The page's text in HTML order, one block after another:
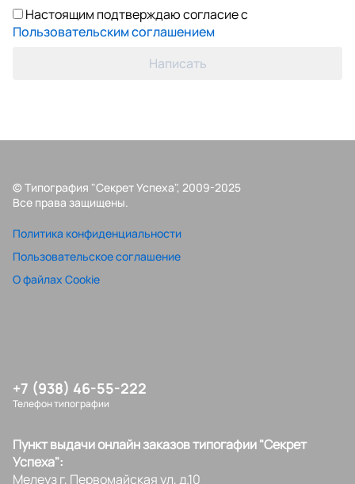
Настоящим подтверждаю согласие с
Пользовательским соглашением
Написать
© Типография "Секрет Успеха", 2009-2025
Все права защищены.
Политика конфиденциальности
Пользовательское соглашение
О файлах Cookie
+7 (938) 46-55-222
Телефон типографии
Пункт выдачи онлайн заказов типогафии "Секрет
Успеха":
Мелеуз г, Первомайская ул, д.10